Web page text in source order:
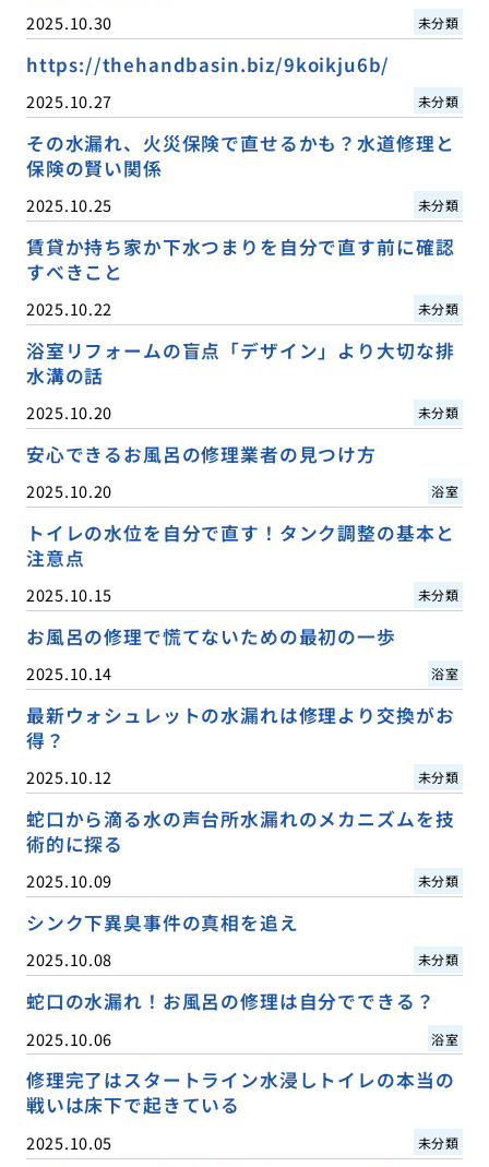
2025.10.30 未分類
https://thehandbasin.biz/9koikju6b/
2025.10.27 未分類
その水漏れ、火災保険で直せるかも？水道修理と
保険の賢い関係
2025.10.25 未分類
賃貸か持ち家か下水つまりを自分で直す前に確認
すべきこと
2025.10.22 未分類
浴室リフォームの盲点「デザイン」より大切な排
水溝の話
2025.10.20 未分類
安心できるお風呂の修理業者の見つけ方
2025.10.20 浴室
トイレの水位を自分で直す！タンク調整の基本と
注意点
2025.10.15 未分類
お風呂の修理で慌てないための最初の一歩
2025.10.14 浴室
最新ウォシュレットの水漏れは修理より交換がお
得？
2025.10.12 未分類
蛇口から滴る水の声台所水漏れのメカニズムを技
術的に探る
2025.10.09 未分類
シンク下異臭事件の真相を追え
2025.10.08 未分類
蛇口の水漏れ！お風呂の修理は自分でできる？
2025.10.06 浴室
修理完了はスタートライン水浸しトイレの本当の
戦いは床下で起きている
2025.10.05 未分類